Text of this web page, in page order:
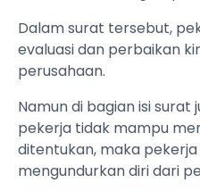
Dalam surat tersebut,
evaluasi dan perbaikan
perusahaan.
Namun di bagian isi
pekerja tidak mampu
ditentukan, maka pekerja
mengundurkan diri dari